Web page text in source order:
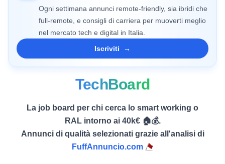
Ogni settimana annunci remote-friendly, sia ibridi che
full-remote, e consigli di carriera per muoverti meglio
nel mercato tech e digital in Italia.
Iscriviti
→
TechBoard
La job board per chi cerca lo smart working o
RAL intorno ai 40k€ 🏠💰.
Annunci di qualità selezionati grazie all'analisi di
FuffAnnuncio.com